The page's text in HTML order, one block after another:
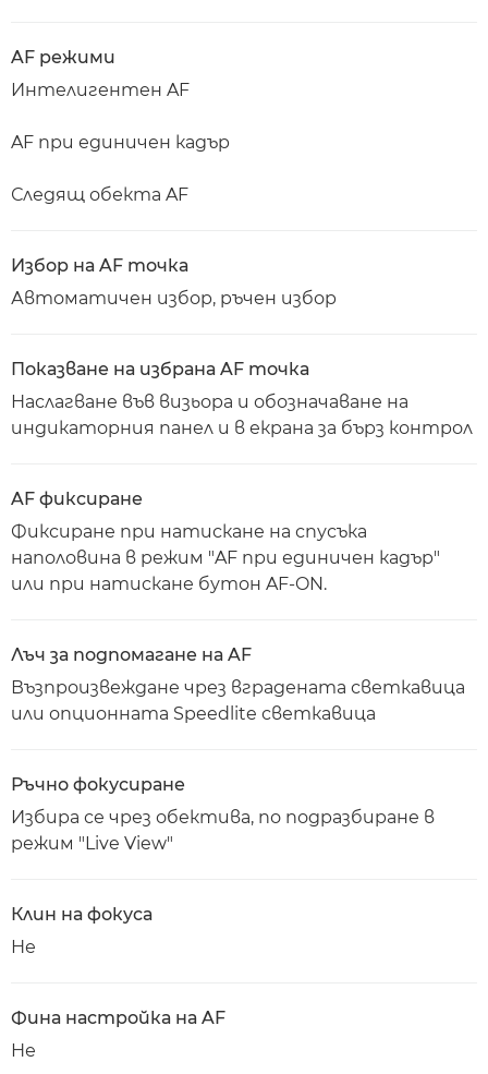
AF режими
Интелигентен AF
AF при единичен кадър
Следящ обекта AF
Избор на AF точка
Автоматичен избор, ръчен избор
Показване на избрана AF точка
Наслагване във визьора и обозначаване на
индикаторния панел и в екрана за бърз контрол
AF фиксиране
Фиксиране при натискане на спусъка
наполовина в режим "AF при единичен кадър"
или при натискане бутон AF-ON.
Лъч за подпомагане на AF
Възпроизвеждане чрез вградената светкавица
или опционната Speedlite светкавица
Ръчно фокусиране
Избира се чрез обектива, по подразбиране в
режим "Live View"
Клин на фокуса
Не
Фина настройка на AF
Не